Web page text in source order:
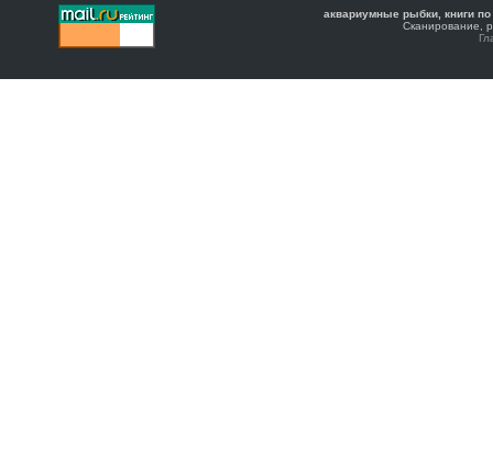
аквариумные рыбки, книги
Сканирование,